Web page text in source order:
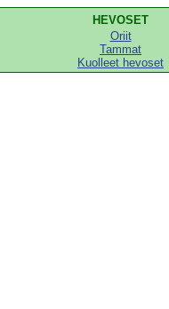
HEVOSET
Oriit
Tammat
Kuolleet hevoset